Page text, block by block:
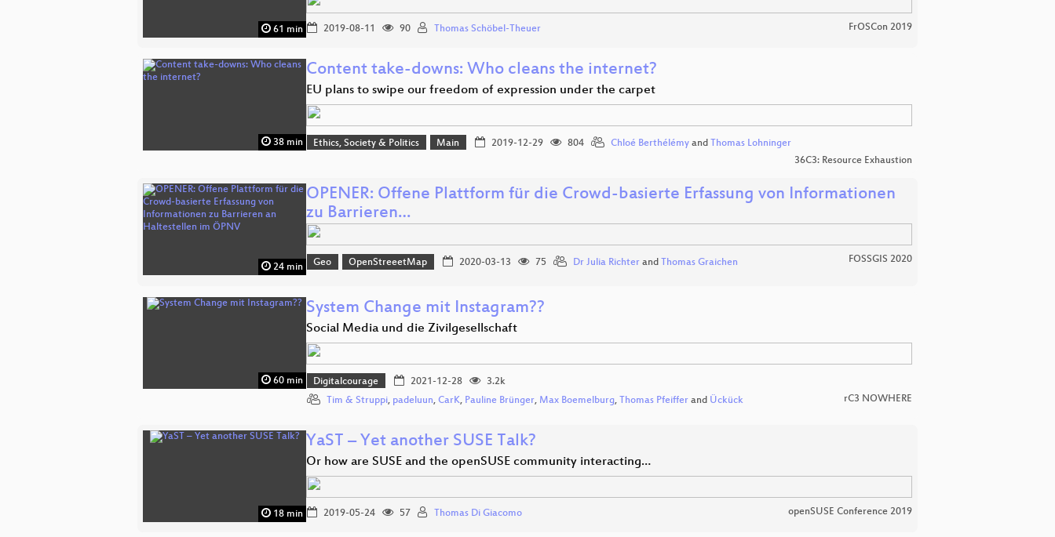
61 min 2019-08-11 90 Thomas Schöbel-Theuer FrOSCon 2019
38 min
Content take-downs: Who cleans the internet?
EU plans to swipe our freedom of expression under the carpet
Ethics, Society & Politics Main 2019-12-29 804 Chloé Berthélémyand Thomas Lohninger
36C3: Resource Exhaustion
24 min
OPENER: Offene Plattform für die Crowd-basierte Erfassung von Informationen
zu Barrieren…
Geo OpenStreeetMap 2020-03-13 75 Dr Julia Richterand Thomas Graichen FOSSGIS 2020
60 min
System Change mit Instagram??
Social Media und die Zivilgesellschaft
Digitalcourage 2021-12-28
3.2k
Tim & Struppi, padeluun, CarK, Pauline Brünger, Max Boemelburg, Thomas Pfeiffer and Ückück rC3 NOWHERE
18 min
YaST – Yet another SUSE Talk?
Or how are SUSE and the openSUSE community interacting…
2019-05-24 57 Thomas Di Giacomo openSUSE Conference 2019